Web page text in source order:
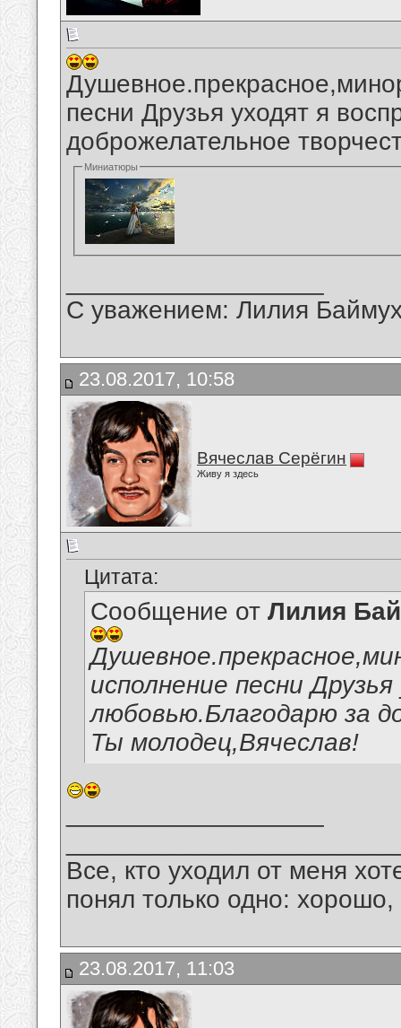
песни Друзья уходят я
доброжелательное
Миниатюры
С уважением: Лилия
23.08.2017, 10:58
Вячеслав Серёгин
Живу я здесь
Цитата:
Сообщение от Лилия
исполнение песни
любовью.Благодарю за
Ты молодец,Вячеслав!
Все, кто уходил от меня
понял только одно:
23.08.2017, 11:03